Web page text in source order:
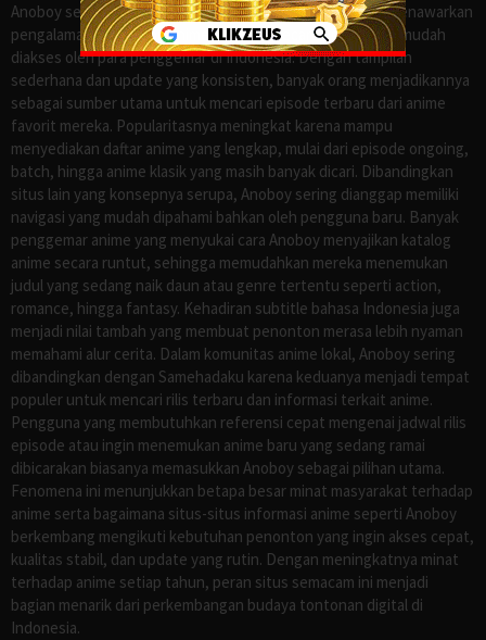
Anoboy sejak lama dikenal sebagai salah satu situs yang menawarkan
pengalaman menonton anime sub Indo secara praktis dan mudah
diakses oleh para penggemar di Indonesia. Dengan tampilan
sederhana dan update yang konsisten, banyak orang menjadikannya
sebagai sumber utama untuk mencari episode terbaru dari anime
favorit mereka. Popularitasnya meningkat karena mampu
menyediakan daftar anime yang lengkap, mulai dari episode ongoing,
batch, hingga anime klasik yang masih banyak dicari. Dibandingkan
situs lain yang konsepnya serupa, Anoboy sering dianggap memiliki
navigasi yang mudah dipahami bahkan oleh pengguna baru. Banyak
penggemar anime yang menyukai cara Anoboy menyajikan katalog
anime secara runtut, sehingga memudahkan mereka menemukan
judul yang sedang naik daun atau genre tertentu seperti action,
romance, hingga fantasy. Kehadiran subtitle bahasa Indonesia juga
menjadi nilai tambah yang membuat penonton merasa lebih nyaman
memahami alur cerita. Dalam komunitas anime lokal, Anoboy sering
dibandingkan dengan Samehadaku karena keduanya menjadi tempat
populer untuk mencari rilis terbaru dan informasi terkait anime.
Pengguna yang membutuhkan referensi cepat mengenai jadwal rilis
episode atau ingin menemukan anime baru yang sedang ramai
dibicarakan biasanya memasukkan Anoboy sebagai pilihan utama.
Fenomena ini menunjukkan betapa besar minat masyarakat terhadap
anime serta bagaimana situs-situs informasi anime seperti Anoboy
berkembang mengikuti kebutuhan penonton yang ingin akses cepat,
kualitas stabil, dan update yang rutin. Dengan meningkatnya minat
terhadap anime setiap tahun, peran situs semacam ini menjadi
bagian menarik dari perkembangan budaya tontonan digital di
Indonesia.